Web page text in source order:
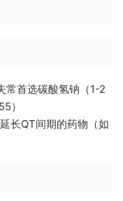
常首选碳酸氢钠（1-2
）
长QT间期的药物（如